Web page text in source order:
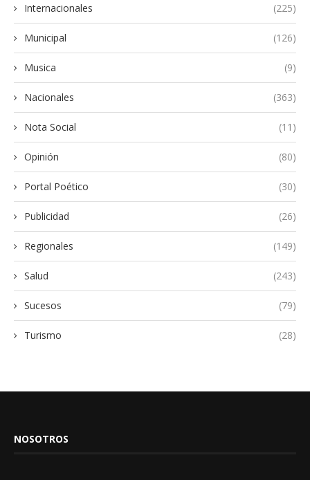
Internacionales (225)
Municipal (126)
Musica (9)
Nacionales (363)
Nota Social (11)
Opinión (80)
Portal Poético (30)
Publicidad (26)
Regionales (149)
Salud (243)
Sucesos (79)
Turismo (28)
NOSOTROS